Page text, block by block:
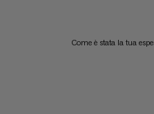
Come è stata la tua